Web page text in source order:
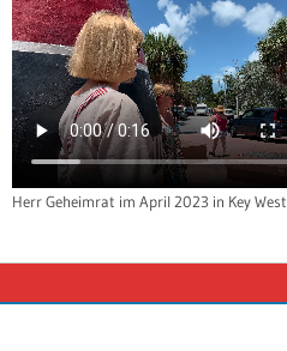
Herr Geheimrat im April 2023 in Key West